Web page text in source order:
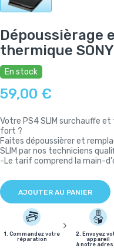
Dépoussièrage
thermique
En stock
59,00 €
Votre PS4 SLIM surchauffe
fort ?
Faites dépoussièrer et
SLIM par nos techniciens
-Le tarif comprend la main-
AJOUTER AU PANIER
1. Commandez votre
réparation
2. Envoyez
appareil
à notre